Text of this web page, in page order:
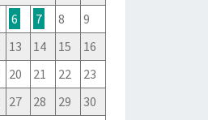
6 7 8
9
13 14 15
16
20 21 22
23
27 28 29
30